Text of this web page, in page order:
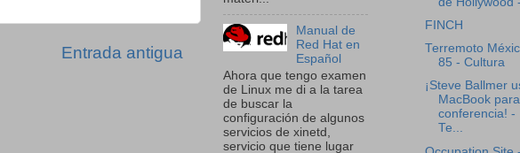
Entrada antigua
Manual de
Red Hat en
Español
Ahora que tengo examen
de Linux me di a la tarea
de buscar la
configuración de algunos
servicios de xinetd,
servicio que tiene lugar
FINCH
Terremoto
85 - Cultura
¡Steve Ballmer
MacBook para
conferencia! -
Te...